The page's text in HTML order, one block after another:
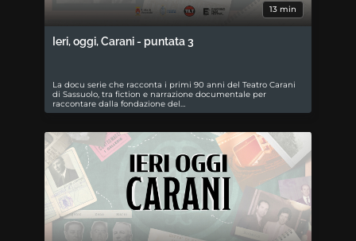
13 min
Ieri, oggi, Carani - puntata 3
La docu serie che racconta i primi 90 anni del Teatro Carani
di Sassuolo, tra fiction e narrazione documentale per
raccontare dalla fondazione del…